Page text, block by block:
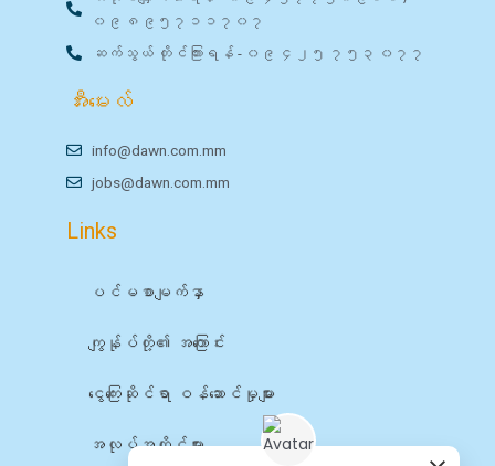
၀၉ ၈၉၅၇၁၁၇၀၇
ဆက်သွယ် တိုင်ကြားရန် - ၀၉ ၄၂၅ ၇၅၃ ၀၇၇
အီးမေးလ်
info@dawn.com.mm
jobs@dawn.com.mm
Links
ပင်မစာမျက်နှာ
ကျွန်ုပ်တို့၏ အကြောင်း
ငွေကြေးဆိုင်ရာ ဝန်ဆောင်မှုများ
အလုပ်အကိုင်များ